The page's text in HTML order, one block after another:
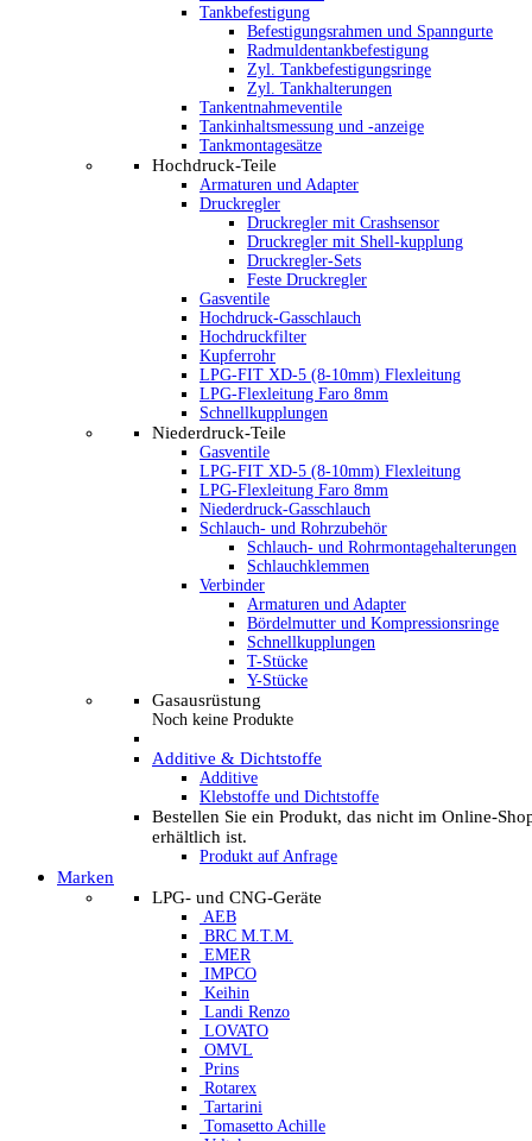
Tankbefestigung
Befestigungsrahmen und Spanngurte
Radmuldentankbefestigung
Zyl. Tankbefestigungsringe
Zyl. Tankhalterungen
Tankentnahmeventile
Tankinhaltsmessung und -anzeige
Tankmontagesätze
Hochdruck-Teile
Armaturen und Adapter
Druckregler
Druckregler mit Crashsensor
Druckregler mit Shell-kupplung
Druckregler-Sets
Feste Druckregler
Gasventile
Hochdruck-Gasschlauch
Hochdruckfilter
Kupferrohr
LPG-FIT XD-5 (8-10mm) Flexleitung
LPG-Flexleitung Faro 8mm
Schnellkupplungen
Niederdruck-Teile
Gasventile
LPG-FIT XD-5 (8-10mm) Flexleitung
LPG-Flexleitung Faro 8mm
Niederdruck-Gasschlauch
Schlauch- und Rohrzubehör
Schlauch- und Rohrmontagehalterungen
Schlauchklemmen
Verbinder
Armaturen und Adapter
Bördelmutter und Kompressionsringe
Schnellkupplungen
T-Stücke
Y-Stücke
Gasausrüstung
Noch keine Produkte
Additive & Dichtstoffe
Additive
Klebstoffe und Dichtstoffe
Bestellen Sie ein Produkt, das nicht im Online-
erhältlich ist.
Produkt auf Anfrage
Marken
LPG- und CNG-Geräte
AEB
BRC M.T.M.
EMER
IMPCO
Keihin
Landi Renzo
LOVATO
OMVL
Prins
Rotarex
Tartarini
Tomasetto Achille